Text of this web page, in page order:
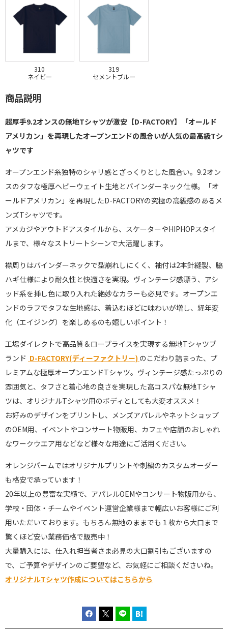
310
ネイビー
319
セメントブルー
商品説明
超厚手9.2オンスの無地Tシャツが激安【D-FACTORY】「オールド
アメリカン」を再現したオープンエンドの風合いが人気の最高級Tシ
ャツです
オープンエンド糸独特のシャリ感とざっくりとした風合い。9.2オン
スのタフな極厚ヘビーウェイト生地とバインダーネック仕様。「オ
ールドアメリカン」を再現したD-FACTORYの究極の高級感のあるメ
ンズTシャツです。
アメカジやアウトドアスタイルから、スケーターやHIPHOPスタイ
ルまで、様々なストリートシーンで大活躍します。
襟周りはバインダーネックで型崩れしにくく、袖付は2本針縫製、脇
ハギ仕様により耐久性と快適さを実現。ヴィンテージ感漂う、アシ
ッド系を挿し色に取り入れた絶妙なカラーも必見です。オープンエ
ンドのラフでタフな生地感は、着込むほどに味わいが増し、経年変
化（エイジング）を楽しめるのも嬉しいポイント！
工場ダイレクトで高品質＆ロープライスを実現する無地Tシャツブ
ランド D-FACTORY(ディーファクトリー) のこだわり詰まった、プ
レミアムな極厚オープンエンドTシャツ。ヴィンテージ感たっぷりの
雰囲気と、タフさと着心地の良さを実現した高コスパな無地Tシャ
ツは、オリジナルTシャツ用のボディとしても大変オススメ！
お好みのデザインをプリントし、メンズアパレルやネットショップ
のOEM用、イベントやコンサート物販用、カフェや店舗のおしゃれ
なワークウエア用などなど様々な用途にご活用ください。
オレンジパームではオリジナルプリントや刺繍のカスタムオーダー
も格安で承っています！
20年以上の豊富な実績で、アパレルOEMやコンサート物販用から、
学校・団体・チームやイベント運営企業様まで幅広いお客様にご利
用いただいております。もちろん無地のままでも１枚から大口まで
驚くほど安い業務価格で販売中！
大量購入には、仕入れ担当者さま必見の大口割引もございますの
で、ご予算やデザインのご要望など、お気軽にご相談くださいね。
オリジナルTシャツ作成についてはこちらから